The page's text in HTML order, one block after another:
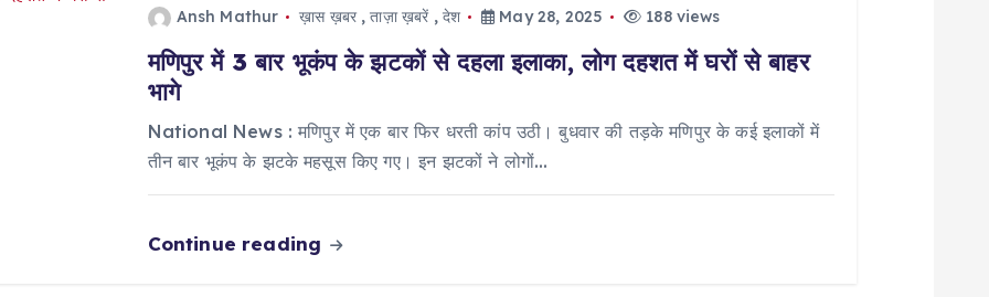
Ansh Mathur ख़ास ख़बर ,ताज़ा ख़बरें , देश May 28, 2025 188 views
मणिपुर में 3 बार भूकंप के झटकों से दहला इलाका, लोग दहशत में घरों से बाहर
भागे
National News : मणिपुर में एक बार फिर धरती कांप उठी। बुधवार की तड़के मणिपुर के कई इलाकों में
तीन बार भूकंप के झटके महसूस किए गए। इन झटकों ने लोगों…
Continue reading